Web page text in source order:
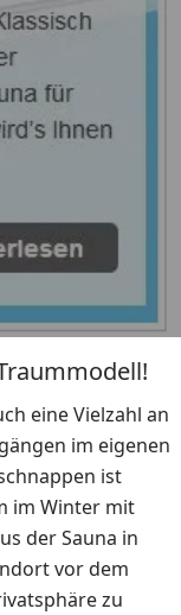
eine Vielzahl an
im eigenen
ist
im Winter mit
der Sauna in
vor dem
zu